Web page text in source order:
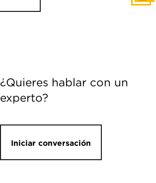
¿Quieres hablar con un
experto?
Iniciar conversación